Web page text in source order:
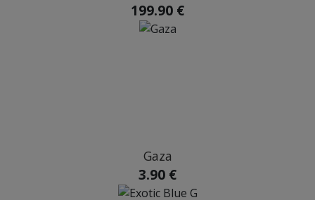
199.90 €
Gaza
3.90 €